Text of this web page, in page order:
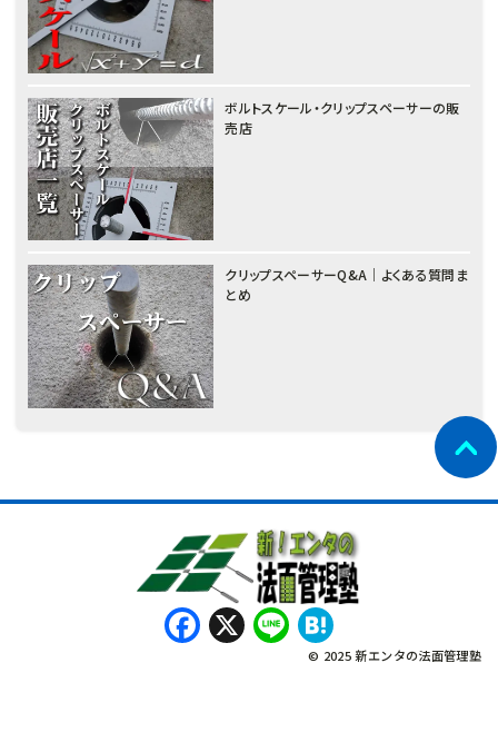
ボルトスケール・クリップスペーサーの販
売店
クリップスペーサーQ&A｜よくある質問ま
とめ
Facebook
X Line
© 2025 新エンタの法面管理塾